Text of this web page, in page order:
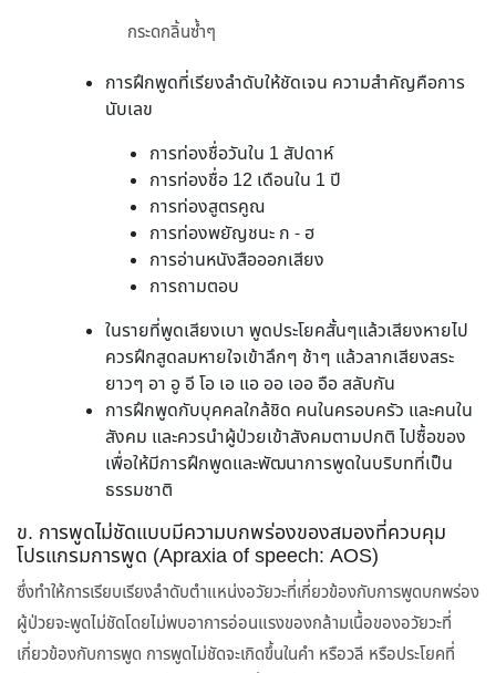
กระดกลิ้นซ้ำๆ
การฝึกพูดที่เรียงลำดับให้ชัดเจน ความสำคัญคือการ
นับเลข
การท่องชื่อวันใน 1 สัปดาห์
การท่องชื่อ 12 เดือนใน 1 ปี
การท่องสูตรคูณ
การท่องพยัญชนะ ก - ฮ
การอ่านหนังสือออกเสียง
การถามตอบ
ในรายที่พูดเสียงเบา พูดประโยคสั้นๆแล้วเสียงหายไป
ควรฝึกสูดลมหายใจเข้าลึกๆ ช้าๆ แล้วลากเสียงสระ
ยาวๆ อา อู อี โอ เอ แอ ออ เออ อือ สลับกัน
การฝึกพูดกับบุคคลใกล้ชิด คนในครอบครัว และคนใน
สังคม และควรนำผู้ป่วยเข้าสังคมตามปกติ ไปซื้อของ
เพื่อให้มีการฝึกพูดและพัฒนาการพูดในบริบทที่เป็น
ธรรมชาติ
ข. การพูดไม่ชัดแบบมีความบกพร่องของสมองที่ควบคุม
โปรแกรมการพูด (Apraxia of speech: AOS)
ซึ่งทำให้การเรียบเรียงลำดับตำแหน่งอวัยวะที่เกี่ยวข้องกับการพูดบกพร่อง
ผู้ป่วยจะพูดไม่ชัดโดยไม่พบอาการอ่อนแรงของกล้ามเนื้อของอวัยวะที่
เกี่ยวข้องกับการพูด การพูดไม่ชัดจะเกิดขึ้นในคำ หรือวลี หรือประโยคที่